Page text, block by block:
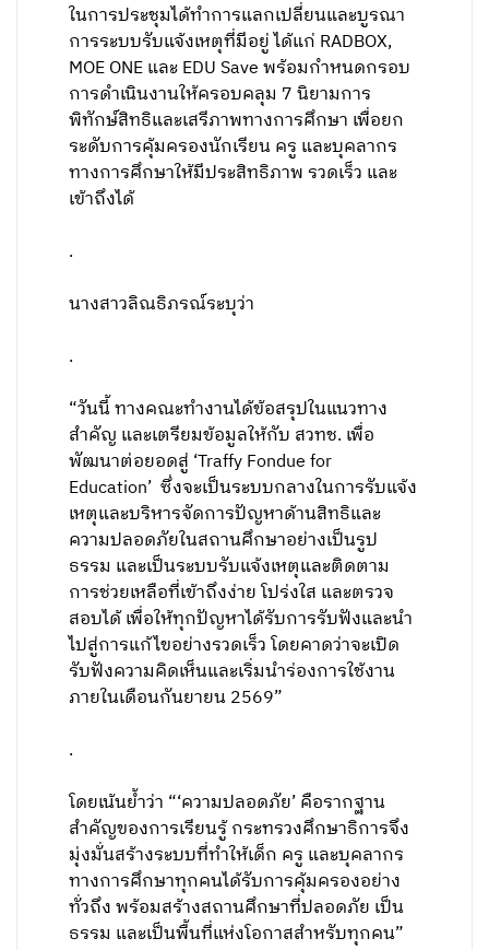
ในการประชุมได้ทำการแลกเปลี่ยนและบูรณา
การระบบรับแจ้งเหตุที่มีอยู่ ได้แก่ RADBOX,
MOE ONE และ EDU Save พร้อมกำหนดกรอบ
การดำเนินงานให้ครอบคลุม 7 นิยามการ
พิทักษ์สิทธิและเสรีภาพทางการศึกษา เพื่อยก
ระดับการคุ้มครองนักเรียน ครู และบุคลากร
ทางการศึกษาให้มีประสิทธิภาพ รวดเร็ว และ
เข้าถึงได้
.
นางสาวลิณธิภรณ์ระบุว่า
.
“วันนี้ ทางคณะทำงานได้ข้อสรุปในแนวทาง
สำคัญ และเตรียมข้อมูลให้กับ สวทช. เพื่อ
พัฒนาต่อยอดสู่ ‘Traffy Fondue for
Education’ ซึ่งจะเป็นระบบกลางในการรับแจ้ง
เหตุและบริหารจัดการปัญหาด้านสิทธิและ
ความปลอดภัยในสถานศึกษาอย่างเป็นรูป
ธรรม และเป็นระบบรับแจ้งเหตุและติดตาม
การช่วยเหลือที่เข้าถึงง่าย โปร่งใส และตรวจ
สอบได้ เพื่อให้ทุกปัญหาได้รับการรับฟังและนำ
ไปสู่การแก้ไขอย่างรวดเร็ว โดยคาดว่าจะเปิด
รับฟังความคิดเห็นและเริ่มนำร่องการใช้งาน
ภายในเดือนกันยายน 2569”
.
โดยเน้นย้ำว่า “‘ความปลอดภัย’ คือรากฐาน
สำคัญของการเรียนรู้ กระทรวงศึกษาธิการจึง
มุ่งมั่นสร้างระบบที่ทำให้เด็ก ครู และบุคลากร
ทางการศึกษาทุกคนได้รับการคุ้มครองอย่าง
ทั่วถึง พร้อมสร้างสถานศึกษาที่ปลอดภัย เป็น
ธรรม และเป็นพื้นที่แห่งโอกาสสำหรับทุกคน”